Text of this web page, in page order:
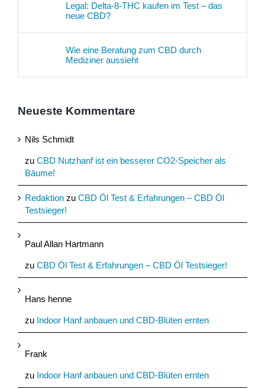
Legal: Delta-8-THC kaufen im Test – das
neue CBD?
Wie eine Beratung zum CBD durch
Mediziner aussieht
Neueste Kommentare
Nils Schmidt
zu CBD Nutzhanf ist ein besserer CO2-Speicher als
Bäume!
Redaktion zu CBD Öl Test & Erfahrungen – CBD Öl
Testsieger!
Paul Allan Hartmann
zu CBD Öl Test & Erfahrungen – CBD Öl Testsieger!
Hans henne
zu Indoor Hanf anbauen und CBD-Blüten ernten
Frank
zu Indoor Hanf anbauen und CBD-Blüten ernten